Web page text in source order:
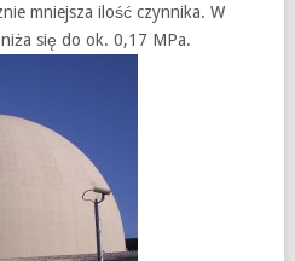
mniejsza ilość czynnika. W
się do ok. 0,17 MPa.